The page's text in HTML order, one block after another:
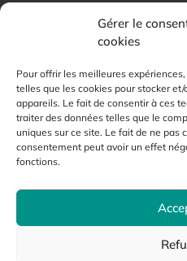
Gérer le
cookies
Pour offrir les meilleures
telles que les cookies pour stocker
appareils. Le fait de consentir à ces
traiter des données telles que le
uniques sur ce site. Le fait de ne pas
consentement peut avoir un effet
fonctions.